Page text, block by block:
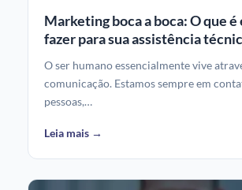
Marketing boca a boca: O que é
fazer para sua assistência
O ser humano essencialmente vive
comunicação. Estamos sempre em
pessoas,…
Leia mais →